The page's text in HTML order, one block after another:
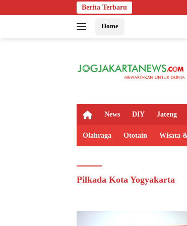
ke
Berita Terbaru
Home
H
m
News DIY Jateng
Olahraga Ototain Wisata
Pilkada Kota Yogyakarta